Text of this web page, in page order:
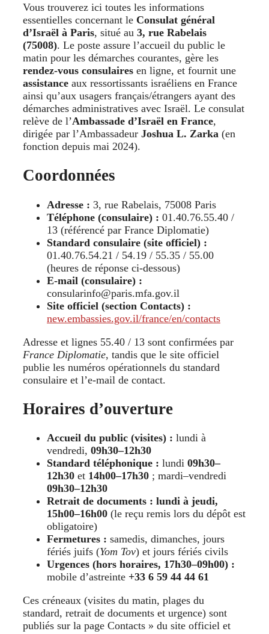
Vous trouverez ici toutes les informations
essentielles concernant le Consulat général
d’Israël à Paris, situé au 3, rue Rabelais
(75008). Le poste assure l’accueil du public le
matin pour les démarches courantes, gère les
rendez-vous consulaires en ligne, et fournit une
assistance aux ressortissants israéliens en France
ainsi qu’aux usagers français/étrangers ayant des
démarches administratives avec Israël. Le consulat
relève de l’Ambassade d’Israël en France,
dirigée par l’Ambassadeur Joshua L. Zarka (en
fonction depuis mai 2024).
Coordonnées
Adresse : 3, rue Rabelais, 75008 Paris
Téléphone (consulaire) : 01.40.76.55.40 /
13 (référencé par France Diplomatie)
Standard consulaire (site officiel) :
01.40.76.54.21 / 54.19 / 55.35 / 55.00
(heures de réponse ci-dessous)
E-mail (consulaire) :
consularinfo@paris.mfa.gov.il
Site officiel (section Contacts) :
new.embassies.gov.il/france/en/contacts
Adresse et lignes 55.40 / 13 sont confirmées par
France Diplomatie, tandis que le site officiel
publie les numéros opérationnels du standard
consulaire et l’e-mail de contact.
Horaires d’ouverture
Accueil du public (visites) : lundi à
vendredi, 09h30–12h30
Standard téléphonique : lundi 09h30–
12h30 et 14h00–17h30 ; mardi–vendredi
09h30–12h30
Retrait de documents : lundi à jeudi,
15h00–16h00 (le reçu remis lors du dépôt est
obligatoire)
Fermetures : samedis, dimanches, jours
fériés juifs (Yom Tov) et jours fériés civils
Urgences (hors horaires, 17h30–09h00) :
mobile d’astreinte +33 6 59 44 44 61
Ces créneaux (visites du matin, plages du
standard, retrait de documents et urgence) sont
publiés sur la page Contacts » du site officiel et